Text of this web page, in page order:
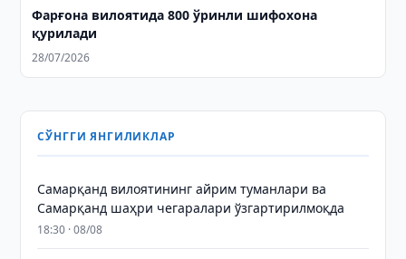
Фарғона вилоятида 800 ўринли шифохона
қурилади
28/07/2026
СЎНГГИ ЯНГИЛИКЛАР
Самарқанд вилоятининг айрим туманлари ва
Самарқанд шаҳри чегаралари ўзгартирилмоқда
18:30 · 08/08